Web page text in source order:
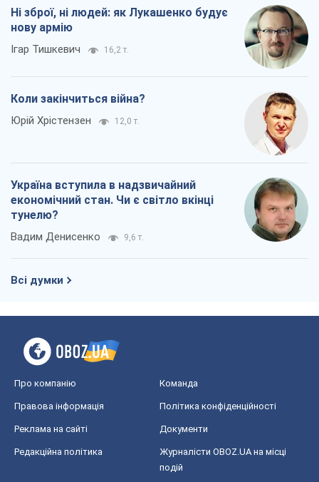
Ні зброї, ні людей: як Лукашенко будує
нову армію
Ігар Тишкевич 16,2 т.
Коли закінчиться війна?
Юрій Хрістензен 12,0 т.
Україна вступила в надзвичайний
економічний стан. Чи є світло вкінці
тунелю?
Вадим Денисенко 9,6 т.
Всі думки
Про компанію Команда
Правова інформація Політика конфіденційності
Реклама на сайті Документи
Редакційна політика
Журналісти OBOZ.UA на місці
подій